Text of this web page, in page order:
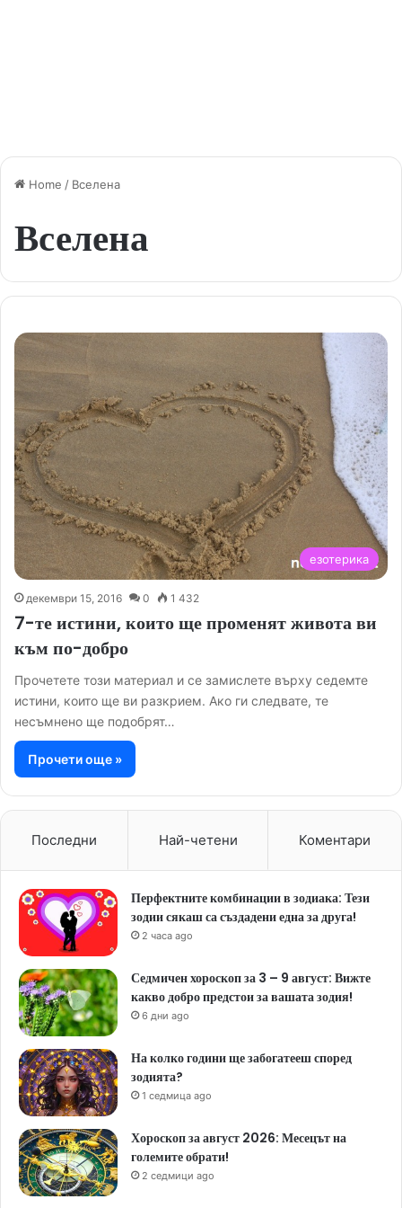
Home / Вселена
Вселена
езотерика
декември 15, 2016 0 1 432
7-те истини, които ще променят живота ви
към по-добро
Прочетете този материал и се замислете върху седемте
истини, които ще ви разкрием. Ако ги следвате, те
несъмнено ще подобрят…
Прочети още »
Последни Най-четени Коментари
Перфектните комбинации в зодиака: Тези
зодии сякаш са създадени една за друга!
2 часа ago
Седмичен хороскоп за 3 – 9 август: Вижте
какво добро предстои за вашата зодия!
6 дни ago
На колко години ще забогатееш според
зодията?
1 седмица ago
Хороскоп за август 2026: Месецът на
големите обрати!
2 седмици ago